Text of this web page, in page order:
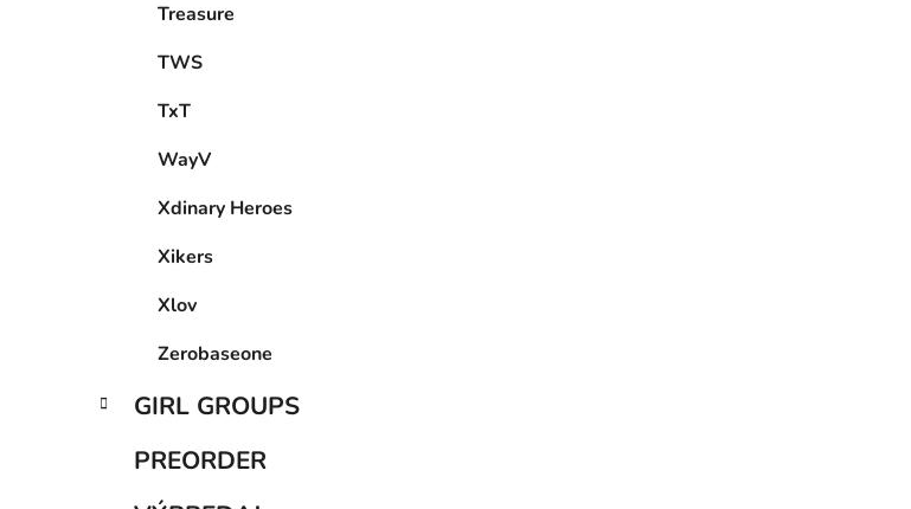
Treasure
TWS
TxT
WayV
Xdinary Heroes
Xikers
Xlov
Zerobaseone
GIRL GROUPS
PREORDER